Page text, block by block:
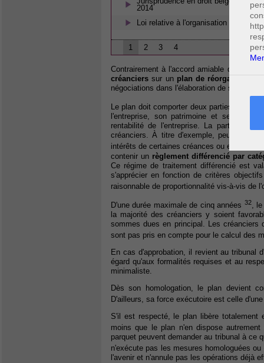
2014
Loi relative à l'organisation de la
1 2 3 4
Contrairement à l'accord amiable qui est
créanciers sur un plan de réorganisation
négociations dans l'élaboration de son plan
Le plan doit comporter deux parties, une
l'entreprise, son patrimoine et ses
rentabilité de l'entreprise. La partie
créanciers. À titre d'exemple, peuvent
intérêts de certaines créances ou encore la
contenir un règlement différencié par
Ce régime de traitement différencié est
s'apprécier en fonction de critères
raisonnable de proportionnalité vis-à-vis de
D'une durée maximale de cinq années 32, le
la majorité des créanciers y soient
sommes dues en principal. Les
sont pas pris en compte pour le calcul des
En cas d'approbation, il revient au tribunal d'
égard qu'aux formalités requises et au
minimaliste.
Dès son homologation, le plan devient
D'ailleurs, sa force exécutoire est celle
S'il est respecté, le plan libère
moins que le plan n'en dispose
parquet peuvent demander au tribunal à ce
n'exécute pas les mesures homologuées
l'avenir et n'annule pas les opérations déjà